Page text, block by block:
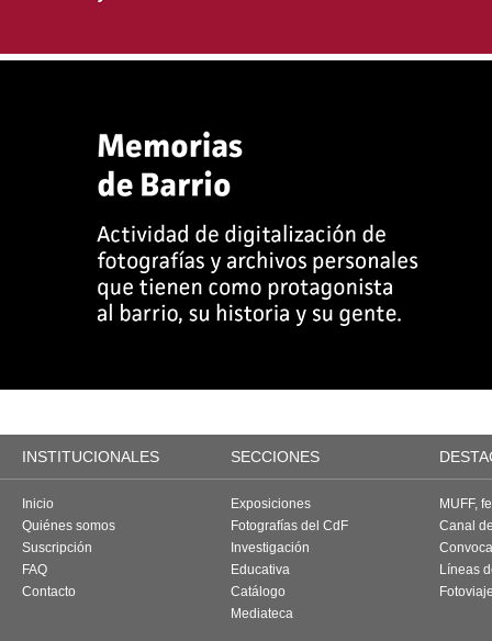
INSTITUCIONALES SECCIONES
Inicio
Quiénes somos
Suscripción
FAQ
Contacto
Exposiciones
Fotografías del CdF
Investigación
Educativa
Catálogo
Mediateca
MUFF,
Canal
Líneas